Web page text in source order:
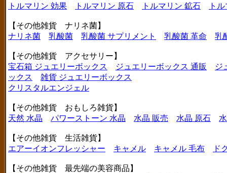
トルマリン 効果
トルマリン 原石 トルマリン 鉱石 ト
【その他雑貨 ナリネ菌】
ナリネ菌
乳酸菌 乳酸菌 サプリメント 乳酸菌 革命 乳
【その他雑貨 アクセサリー】
宝石箱 ジュエリーボックス
ジュエリーボックス 通販
ジ
ックス
雑貨 ジュエリーボックス
クリスタルエンジェル
【その他雑貨 おもしろ雑貨】
天然 水晶
パワーストーン 水晶 水晶 販売 水晶 原石
【その他雑貨 生活雑貨】
エアーイオンフレッシャー
キャメル キャメル 毛布 ド
【その他雑貨 最先端の美容商品】